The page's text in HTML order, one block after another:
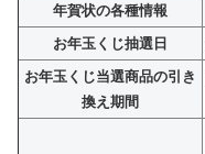
年賀状の各種情報
お年玉くじ抽選日
お年玉くじ当選商品の引き
換え期間